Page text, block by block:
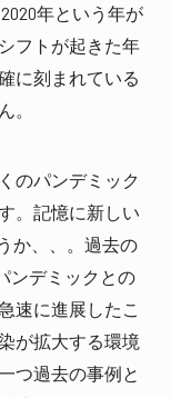
年という年が
フトが起きた年
に刻まれている
。
のパンデミック
。記憶に新しい
か、、。過去の
ンデミックとの
速に進展したこ
が拡大する環境
つ過去の事例と